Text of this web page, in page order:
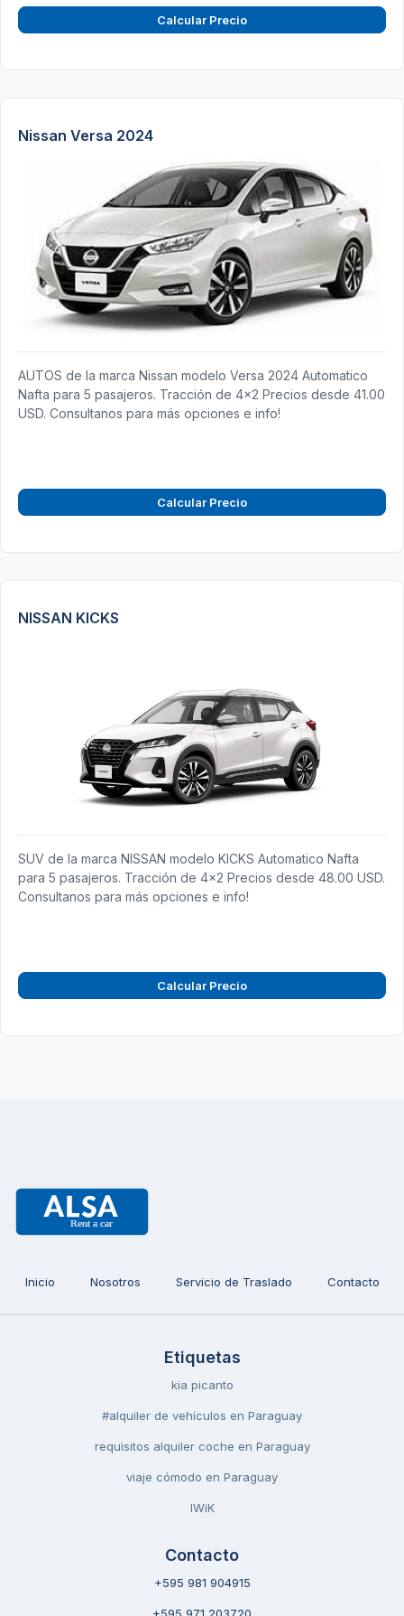
Calcular Precio
Nissan Versa 2024
AUTOS de la marca Nissan modelo Versa 2024 Automatico
Nafta para 5 pasajeros. Tracción de 4x2 Precios desde 41.00
USD. Consultanos para más opciones e info!
Calcular Precio
NISSAN KICKS
SUV de la marca NISSAN modelo KICKS Automatico Nafta
para 5 pasajeros. Tracción de 4x2 Precios desde 48.00 USD.
Consultanos para más opciones e info!
Calcular Precio
Inicio Nosotros Servicio de Traslado Contacto
Etiquetas
kia picanto
#alquiler de vehículos en Paraguay
requisitos alquiler coche en Paraguay
viaje cómodo en Paraguay
IWiK
Contacto
+595 981 904915
+595 971 203720